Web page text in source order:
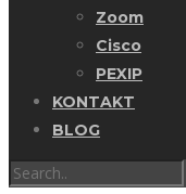
Zoom
Cisco
PEXIP
KONTAKT
BLOG